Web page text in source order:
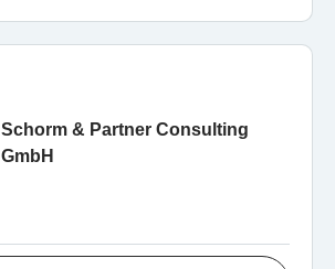
Schorm & Partner Consulting
GmbH